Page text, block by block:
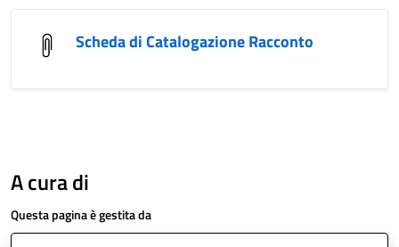
Scheda di Catalogazione Racconto
A cura di
Questa pagina è gestita da